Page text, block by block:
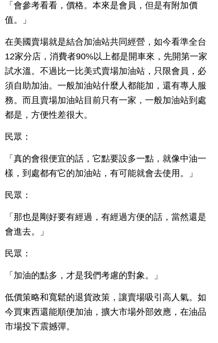
「會參考看看，價格。本來是會員，但是有附加價
值。」
在美國賣場就是結合加油站共同經營，如今看準全台
12家分店，消費者90%以上都是開車來，先開第一家
試水溫。不過比一比美式賣場加油站，只限會員，必
須自助加油。一般加油站什麼人都能加，還有專人服
務。而且賣場加油站目前只有一家，一般加油站到處
都是，方便性差很大。
民眾：
「真的會很便宜的話，它點要設多一點，就像中油一
樣，到處都有它的加油站，有可能就會去使用。」
民眾：
「那也是剛好要有經過，有經過方便的話，當然還是
會進去。」
民眾：
「加油的點多，才是我們考慮的對象。」
低價策略和寬鬆的退貨政策，讓賣場吸引高人氣。如
今買東西還能順便加油，擴大市場外部效應，在油品
市場投下震撼彈。